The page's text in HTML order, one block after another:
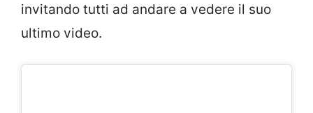
invitando tutti ad andare a vedere il suo
ultimo video.